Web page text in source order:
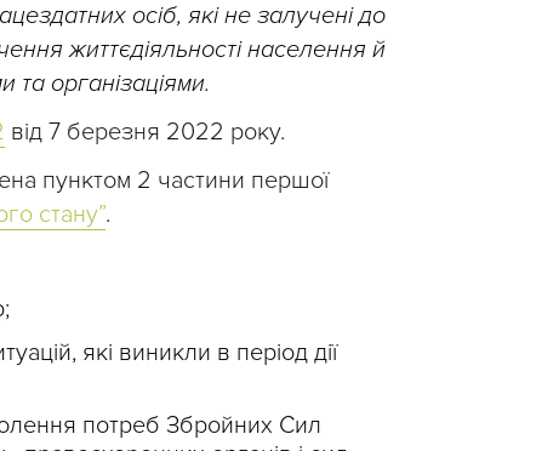
осіб, які не залучені до
життєдіяльності населення й
та організаціями.
від 7 березня 2022 року.
пунктом 2 частини першої
стану”.
які виникли в період дії
потреб Збройних Сил